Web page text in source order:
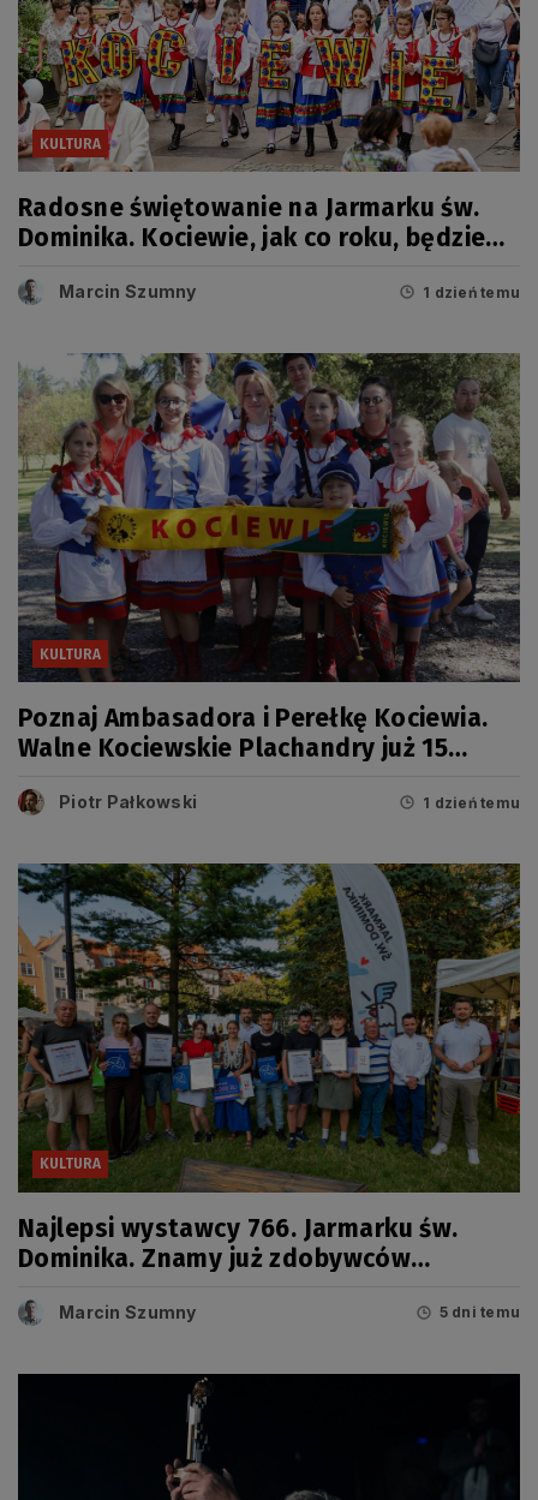
KULTURA
Radosne świętowanie na Jarmarku św.
Dominika. Kociewie, jak co roku, będzie
Marcin Szumny 1 dzień temu
KULTURA
Poznaj Ambasadora i Perełkę Kociewia.
Walne Kociewskie Plachandry już 15
Piotr Pałkowski 1 dzień temu
KULTURA
Najlepsi wystawcy 766. Jarmarku św.
Dominika. Znamy już zdobywców
Marcin Szumny 5 dni temu